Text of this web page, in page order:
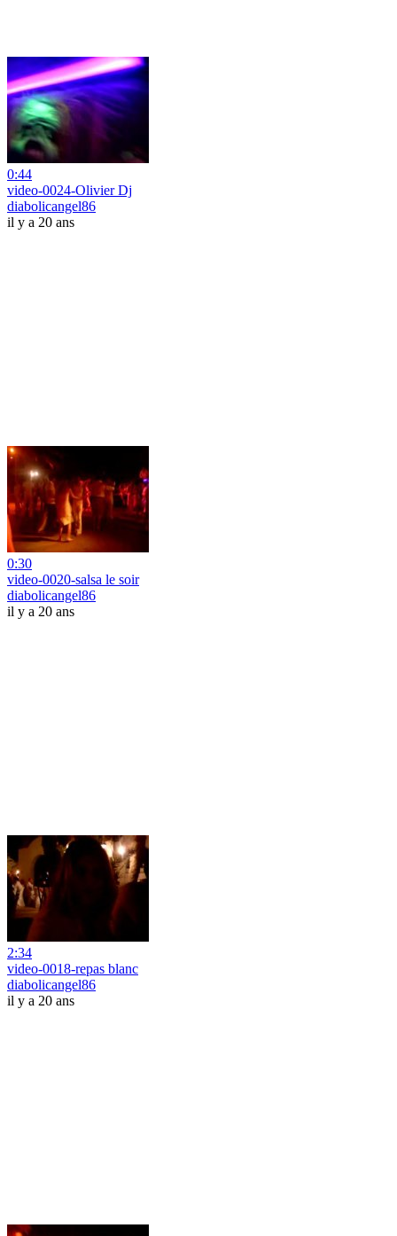
0:44
video-0024-Olivier Dj
diabolicangel86
il y a 20 ans
0:30
video-0020-salsa le soir
diabolicangel86
il y a 20 ans
2:34
video-0018-repas blanc
diabolicangel86
il y a 20 ans